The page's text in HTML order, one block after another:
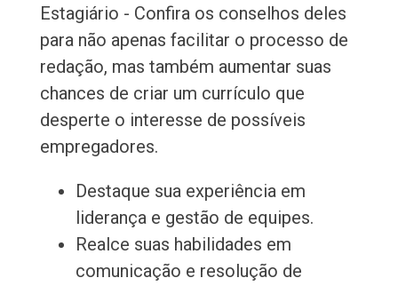
Estagiário - Confira os conselhos deles
para não apenas facilitar o processo de
redação, mas também aumentar suas
chances de criar um currículo que
desperte o interesse de possíveis
empregadores.
Destaque sua experiência em
liderança e gestão de equipes.
Realce suas habilidades em
comunicação e resolução de